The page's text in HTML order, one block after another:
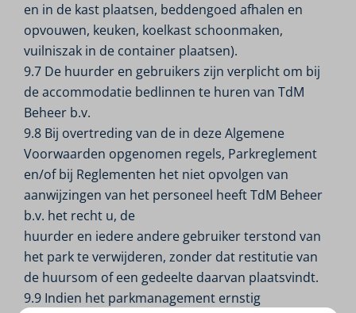
en in de kast plaatsen, beddengoed afhalen en
opvouwen, keuken, koelkast schoonmaken,
vuilniszak in de container plaatsen).
9.7 De huurder en gebruikers zijn verplicht om bij
de accommodatie bedlinnen te huren van TdM
Beheer b.v.
9.8 Bij overtreding van de in deze Algemene
Voorwaarden opgenomen regels, Parkreglement
en/of bij Reglementen het niet opvolgen van
aanwijzingen van het personeel heeft TdM Beheer
b.v. het recht u, de
huurder en iedere andere gebruiker terstond van
het park te verwijderen, zonder dat restitutie van
de huursom of een gedeelte daarvan plaatsvindt.
9.9 Indien het parkmanagement ernstig